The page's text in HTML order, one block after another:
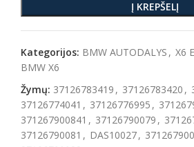
Į KREPŠELĮ
Kategorijos: BMW AUTODALYS , X6
BMW X6
Žymų: 37126783419 , 37126783420 ,
37126774041 , 37126776995 ,
371267900841 , 37126790079 ,
37126790081 , DAS10027,